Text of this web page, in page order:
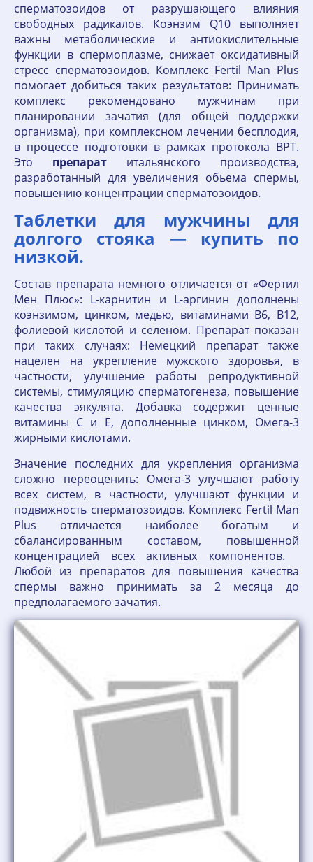
сперматозоидов от разрушающего влияния
свободных радикалов. Коэнзим Q10 выполняет
важны метаболические и антиокислительные
функции в спермоплазме, снижает оксидативный
стресс сперматозоидов. Комплекс Fertil Man Plus
помогает добиться таких результатов: Принимать
комплекс рекомендовано мужчинам при
планировании зачатия (для общей поддержки
организма), при комплексном лечении бесплодия,
в процессе подготовки в рамках протокола ВРТ.
Это препарат итальянского производства,
разработанный для увеличения обьема спермы,
повышению концентрации сперматозоидов.
Таблетки для мужчины для
долгого стояка — купить по
низкой.
Состав препарата немного отличается от «Фертил
Мен Плюс»: L-карнитин и L-аргинин дополнены
коэнзимом, цинком, медью, витаминами В6, В12,
фолиевой кислотой и селеном. Препарат показан
при таких случаях: Немецкий препарат также
нацелен на укрепление мужского здоровья, в
частности, улучшение работы репродуктивной
системы, стимуляцию сперматогенеза, повышение
качества эякулята. Добавка содержит ценные
витамины С и Е, дополненные цинком, Омега-3
жирными кислотами.
Значение последних для укрепления организма
сложно переоценить: Омега-3 улучшают работу
всех систем, в частности, улучшают функции и
подвижность сперматозоидов. Комплекс Fertil Man
Plus отличается наиболее богатым и
сбалансированным составом, повышенной
концентрацией всех активных компонентов.
Любой из препаратов для повышения качества
спермы важно принимать за 2 месяца до
предполагаемого зачатия.